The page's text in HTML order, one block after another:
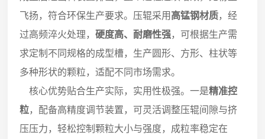
飞扬，符合环保生产要求。压辊采用高锰钢材质，经
过高频淬火处理，硬度高、耐磨性强，可根据生产需
求定制不同规格的成型槽，生产圆形、方形、柱状等
多种形状的颗粒，适配不同市场需求。
核心优势贴合生产实际，实用性极强。一是精准控
粒，配备高精度调节装置，可灵活调整压辊间隙与挤
压压力，轻松控制颗粒大小与强度，成粒率稳定在